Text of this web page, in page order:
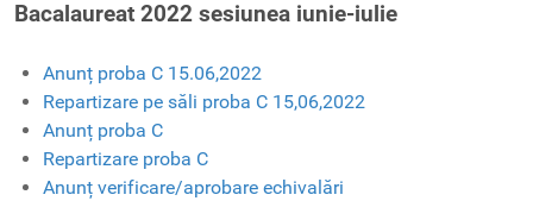
Bacalaureat 2022 sesiunea iunie-iulie
Anunț proba C 15.06,2022
Repartizare pe săli proba C 15,06,2022
Anunț proba C
Repartizare proba C
Anunț verificare/aprobare echivalări